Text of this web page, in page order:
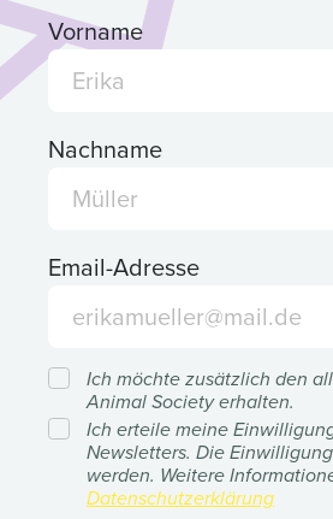
Vorname
Nachname
Email-Adresse
Ich möchte zusätzlich den
Animal Society erhalten.
Ich erteile meine
Newsletters. Die
werden. Weitere
Datenschutzerklärung